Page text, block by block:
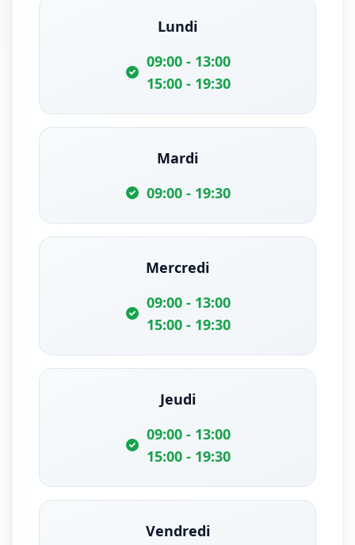
Lundi
09:00 - 13:00
15:00 - 19:30
Mardi
09:00 - 19:30
Mercredi
09:00 - 13:00
15:00 - 19:30
Jeudi
09:00 - 13:00
15:00 - 19:30
Vendredi